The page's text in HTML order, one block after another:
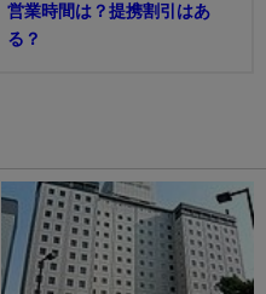
営業時間は？提携割引はあ
る？